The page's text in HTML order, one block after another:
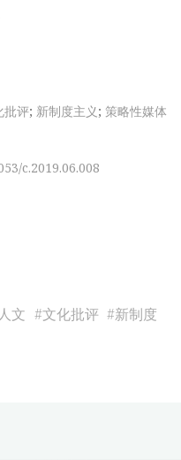
批评; 新制度主义;策略性媒体
c.2019.06.008
文 #文化批评 #新制度